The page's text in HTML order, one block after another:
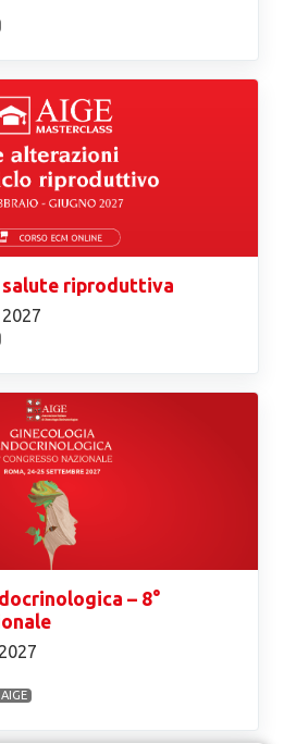
salute riproduttiva
– 8°